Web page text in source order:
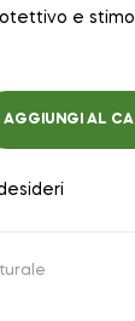
e
AGGIUNGI AL